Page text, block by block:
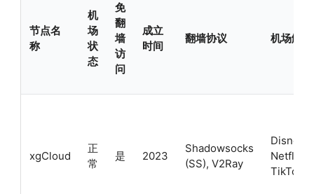
节点名
称
机
场
状
态
免
翻
墙
访
问
成立
时间
翻墙协议 机场解锁
xgCloud
正
常
是 2023
Shadowsocks
(SS), V2Ray
Disney+,
Netflix,
TikTok